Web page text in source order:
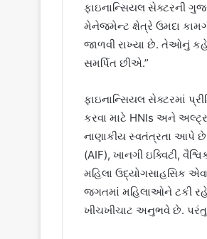
ફાઇનાન્સિયલ સેક્ટરની
મેનેજમેન્ટ ક્ષેત્રે ઉમદા
જાળવી રાખ્યા છે. તેઓનું
સમર્પિત છીએ.”
ફાઇનાન્સિયલ સેક્ટરમાં
કરવા માટે HNIs અને
નાણાકીય સ્વતંત્રતા આપે છે.
(AIF), ખાનગી ઇક્વિટી,
મહિલા ઉદ્યોગસાહસિક
જગતમાં મહિલાઓને ટકી
ખીચખીચાટ અનુભવે છે. પરંતુ